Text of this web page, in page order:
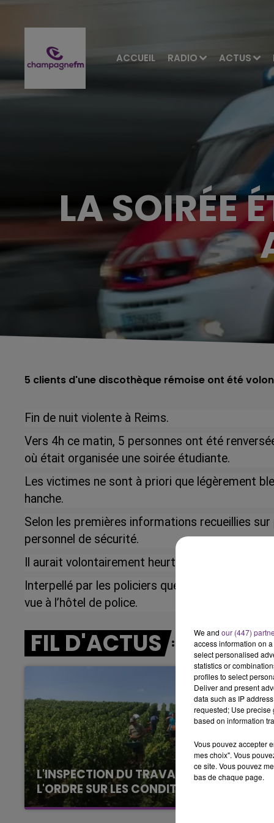
ACCUEIL RADIO ACTUS
19h00 - 19h15
LA POP MACHINE - CHAMPAGNE FM
LA SOIRÉE
5 clients d'une discothèque rémoise ont été
Fin de nuit violente à Reims.
Vers 4h ce matin, 5 personnes ont été
où était organisée une soirée étudiante.
Les victimes ne sont à priori que légèrement
hanche.
Selon les premières informations recueillies
personnel de sécurité.
Il aurait volontairement heurté les clients.
Interpellé par les policiers quelques centaines
vue à l’hôtel de police.
FIL D'ACTUS
L'INSPECTION DU TRAVAIL RAPPELLE À
L'ORDRE SUR LES CONDITIONS DE...
Alors que les dates de début des vendange
We and our (447)
access information on
select personalised
statistics or
profiles to select
Deliver and present
data such as IP
requested; Use precise
based on information
Vous pouvez accepter
mes choix". Vous
ce site. Vous pouvez
bas de chaque page.